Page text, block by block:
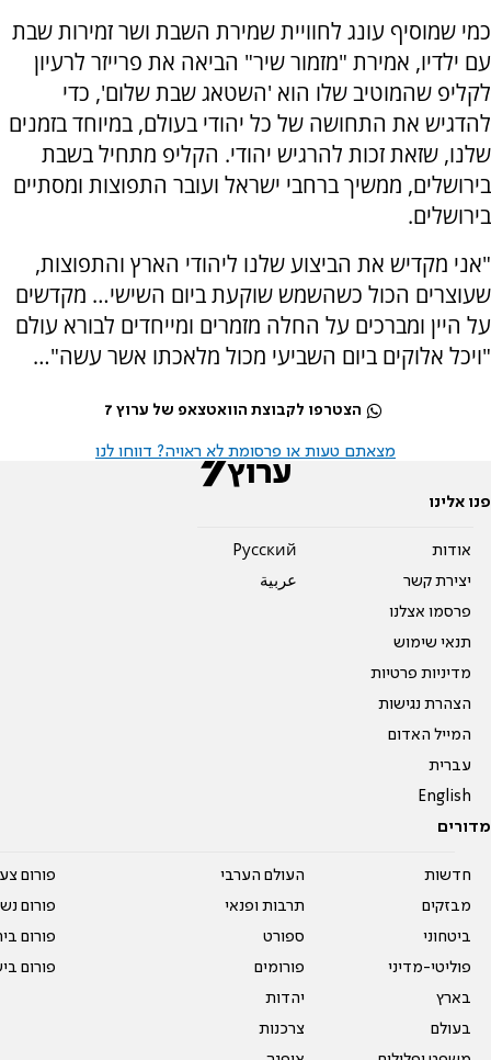
כמי שמוסיף עונג לחוויית שמירת השבת ושר זמירות שבת
עם ילדיו, אמירת "מזמור שיר" הביאה את פרייזר לרעיון
לקליפ שהמוטיב שלו הוא 'השטאג שבת שלום', כדי
להדגיש את התחושה של כל יהודי בעולם, במיוחד בזמנים
שלנו, שזאת זכות להרגיש יהודי. הקליפ מתחיל בשבת
בירושלים, ממשיך ברחבי ישראל ועובר התפוצות ומסתיים
בירושלים.
"אני מקדיש את הביצוע שלנו ליהודי הארץ והתפוצות,
שעוצרים הכול כשהשמש שוקעת ביום השישי… מקדשים
על היין ומברכים על החלה מזמרים ומייחדים לבורא עולם
"ויכל אלוקים ביום השביעי מכול מלאכתו אשר עשה"…
הצטרפו לקבוצת הוואטצאפ של ערוץ 7
מצאתם טעות או פרסומת לא ראויה? דווחו לנו
פנו אלינו
אודות
יצירת קשר
פרסמו אצלנו
תנאי שימוש
מדיניות פרטיות
הצהרת נגישות
המייל האדום
עברית
English
Pусский
عربية
מדורים
חדשות
מבזקים
ביטחוני
פוליטי-מדיני
בארץ
בעולם
העולם הערבי
תרבות ופנאי
ספורט
פורומים
יהדות
צרכנות
פורום
פורום
פורום
פורום